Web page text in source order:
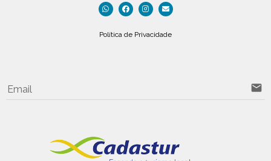
Política de Privacidade
Email email